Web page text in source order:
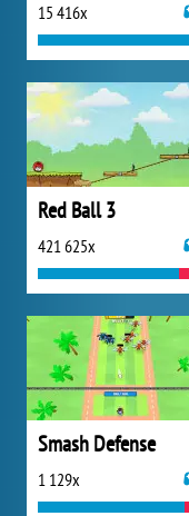
15 416x
Red Ball 3
421 625x
Smash Defense
1 129x